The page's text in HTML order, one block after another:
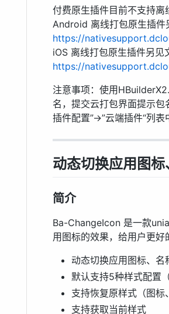
付费原生插件目前不支持离
Android 离线打包原生插件
https://
iOS 离线打包原生插件另见
https://
注意事项：使用
名，提交云打包界面提示
插件配置”->”云端插件“列
动态切换应用图
简介
Ba-ChangeIcon 是一款
用图标的效果，给用户更好
动态切换应用图标、名
默认支持5种样式配置
支持恢复原样式（图标
支持获取当前样式